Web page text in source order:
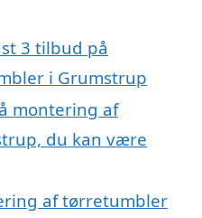
3 tilbud på
i Grumstrup
montering af
du kan være
af tørretumbler